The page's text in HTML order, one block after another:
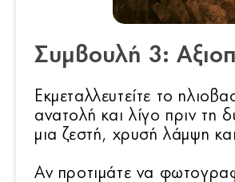
Συμβουλή 3:
Εκμεταλλευτείτε το
ανατολή και λίγο πριν τη
μια ζεστή, χρυσή λάμψη
Αν προτιμάτε να